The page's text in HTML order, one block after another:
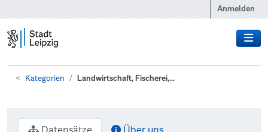
Anmelden
Kategorien Landwirtschaft, Fischerei,...